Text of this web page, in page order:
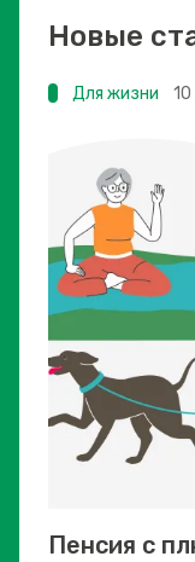
Новые
Для жизни
Пенсия с